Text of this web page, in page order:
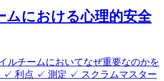
ムにおける心理的安全
ルチームにおいてなぜ重要なのかを
✓ 利点 ✓ 測定 ✓ スクラムマスター